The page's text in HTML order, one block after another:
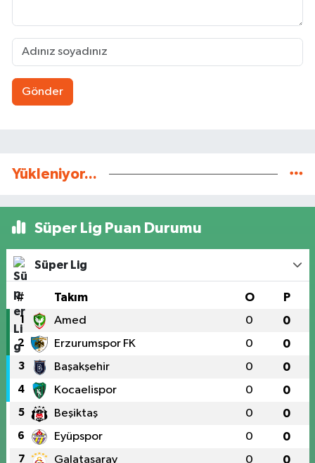
Gönder
Yükleniyor...
Süper Lig Puan Durumu
Süper Lig
# Takım O P
1 Amed 0 0
2 Erzurumspor FK 0 0
3 Başakşehir 0 0
4 Kocaelispor 0 0
5 Beşiktaş 0 0
6 Eyüpspor 0 0
7 Galatasaray 0 0